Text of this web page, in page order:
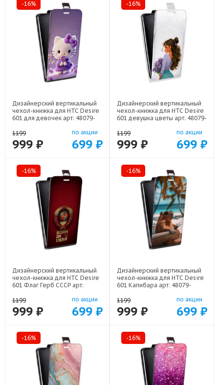
-16%
Дизайнерский вертикальный
чехол-книжка для HTC Desire
601 для девочек арт: 48079-
1199
999 ₽
по акции
699 ₽
-16%
Дизайнерский вертикальный
чехол-книжка для HTC Desire
601 девушка цветы арт: 48079-
1199
999 ₽
по акции
699 ₽
-16%
Дизайнерский вертикальный
чехол-книжка для HTC Desire
601 Флаг Герб СССР арт:
1199
999 ₽
по акции
699 ₽
-16%
Дизайнерский вертикальный
чехол-книжка для HTC Desire
601 Капибара арт: 48079-
1199
999 ₽
по акции
699 ₽
-16% -16%